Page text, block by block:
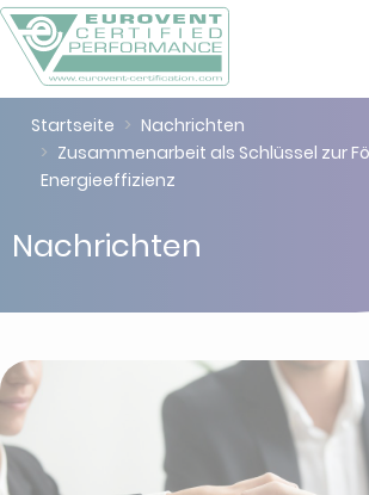
Startseite
Nachrichten
Zusammenarbeit als Schlüssel zur
Energieeffizienz
Nachrichten